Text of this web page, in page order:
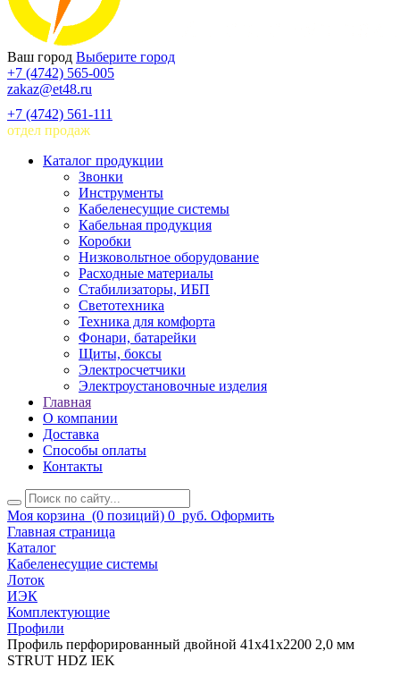
Ваш город Выберите город
+7 (4742) 565-005
zakaz@et48.ru
+7 (4742) 561-111
отдел продаж
Каталог продукции
Звонки
Инструменты
Кабеленесущие системы
Кабельная продукция
Коробки
Низковольтное оборудование
Расходные материалы
Стабилизаторы, ИБП
Светотехника
Техника для комфорта
Фонари, батарейки
Щиты, боксы
Электросчетчики
Электроустановочные изделия
Главная
О компании
Доставка
Способы оплаты
Контакты
Моя корзина (0 позиций) 0 руб. Оформить
Главная страница
Каталог
Кабеленесущие системы
Лоток
ИЭК
Комплектующие
Профили
Профиль перфорированный двойной 41х41х2200 2,0 мм
STRUT HDZ IEK